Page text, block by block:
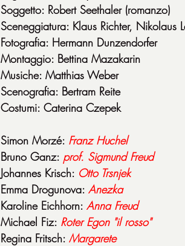
Soggetto: Robert Seethaler (romanzo)
Sceneggiatura: Klaus Richter, Nikolaus
Fotografia: Hermann Dunzendorfer
Montaggio: Bettina Mazakarin
Musiche: Matthias Weber
Scenografia: Bertram Reite
Costumi: Caterina Czepek
Simon Morzé: Franz Huchel
Bruno Ganz: prof. Sigmund Freud
Johannes Krisch: Otto Trsnjek
Emma Drogunova: Anezka
Karoline Eichhorn: Anna Freud
Michael Fiz: Roter Egon "il rosso"
Regina Fritsch: Margarete